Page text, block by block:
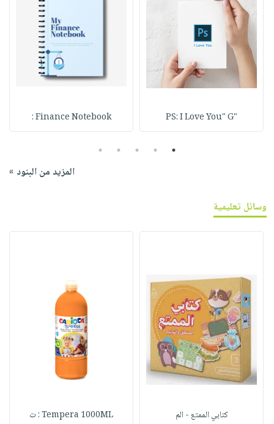
"PS: I Love You" G
Finance Notebook :
1
2
3
4
5
المزيد من البنود »
وسائل تعليمية
كتابي الممتع - الم Tempera 1000ML : ت